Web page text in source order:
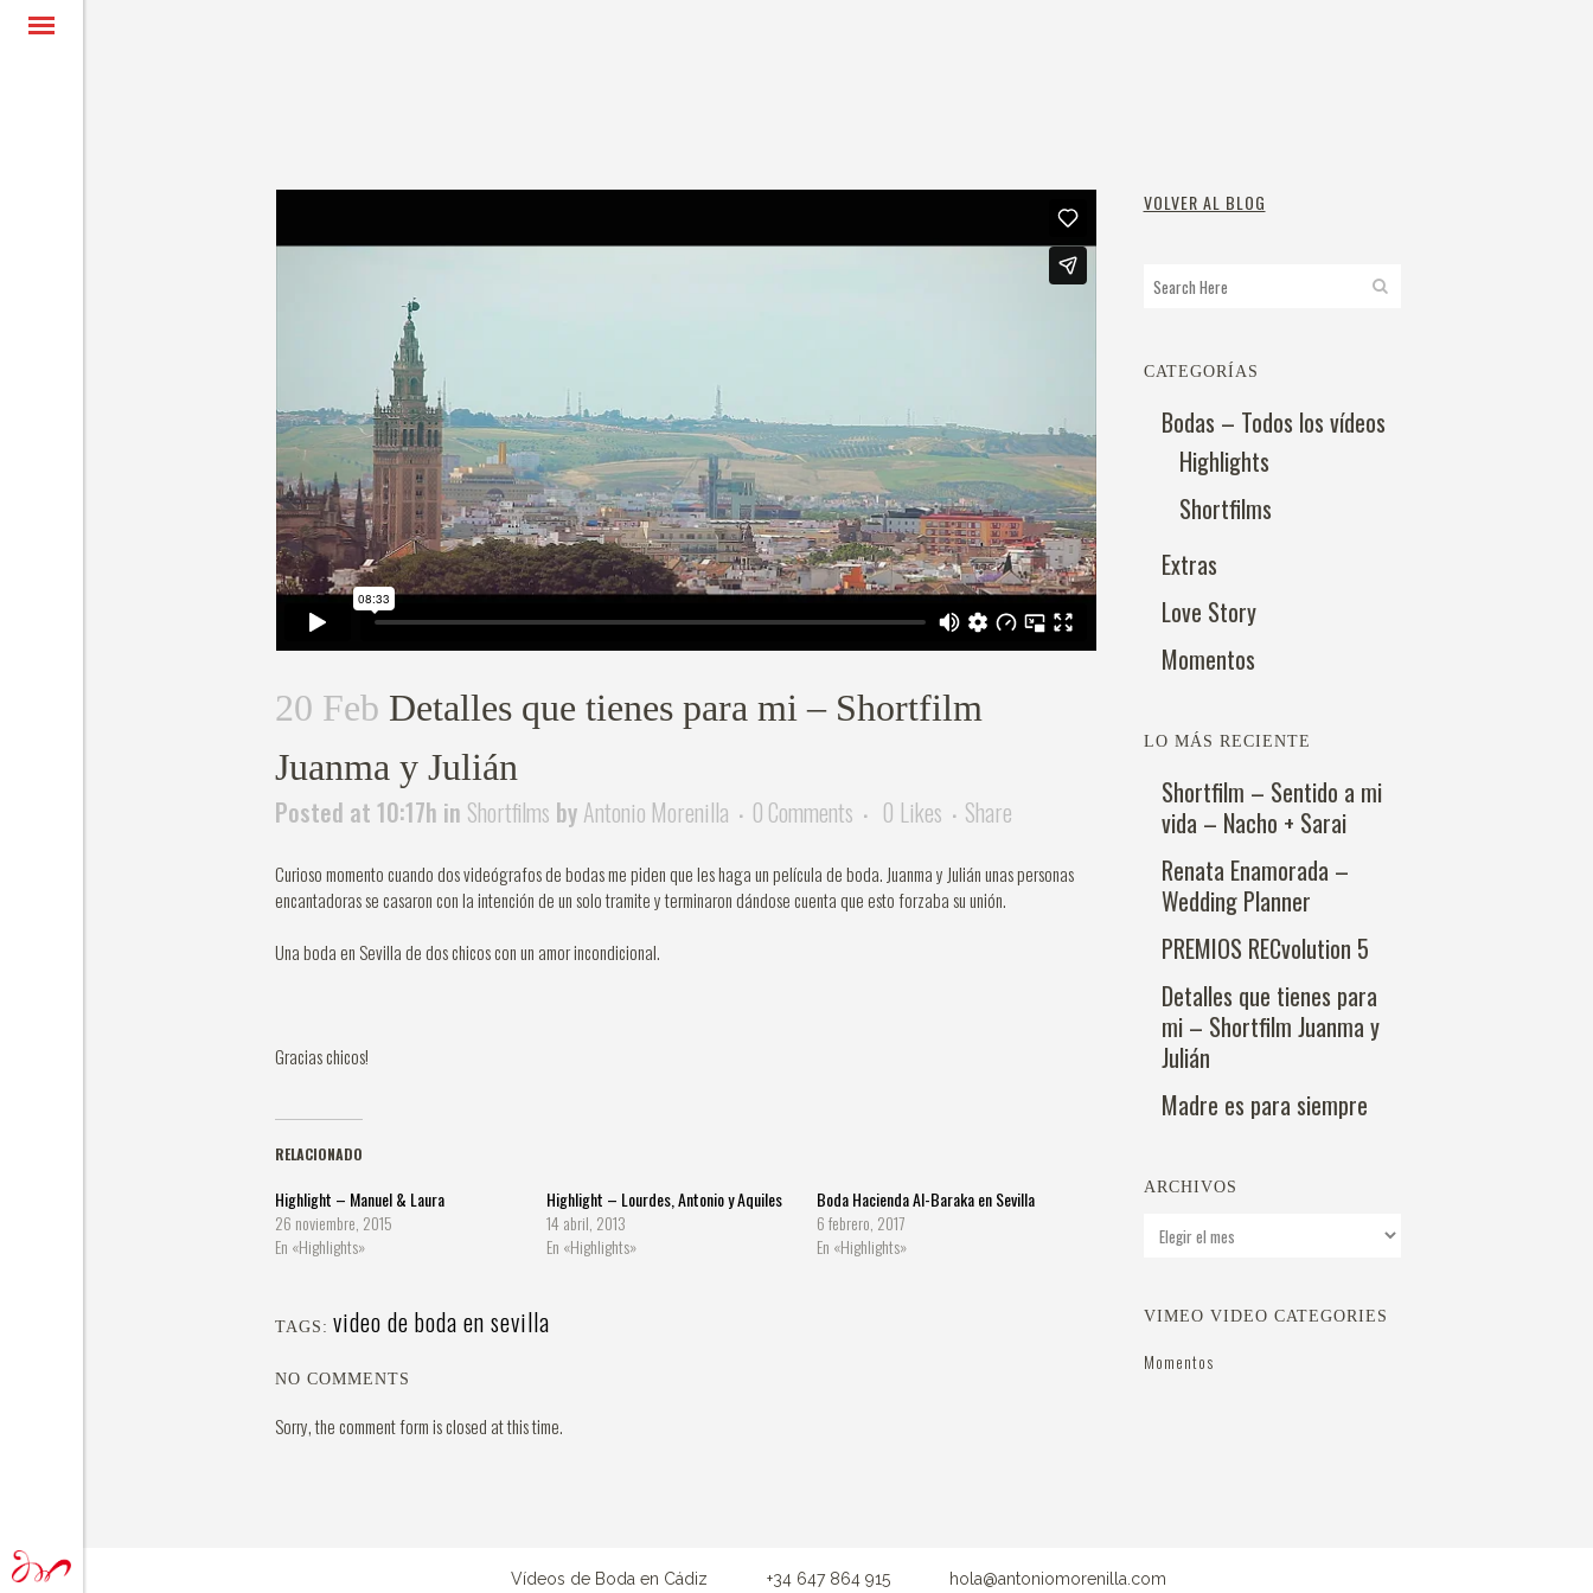
20 Feb Detalles que tienes para mi – Shortfilm
Juanma y Julián
Posted at 10:17h in Shortfilms by Antonio Morenilla 0 Comments 0 Likes Share
Curioso momento cuando dos videógrafos de bodas me piden que les haga un película de boda. Juanma y Julián unas personas
encantadoras se casaron con la intención de un solo tramite y terminaron dándose cuenta que esto forzaba su unión.
Una boda en Sevilla de dos chicos con un amor incondicional.
Gracias chicos!
RELACIONADO
Highlight – Manuel & Laura
26 noviembre, 2015
En «Highlights»
Highlight – Lourdes, Antonio y Aquiles
14 abril, 2013
En «Highlights»
Boda Hacienda Al-Baraka en Sevilla
6 febrero, 2017
En «Highlights»
TAGS: video de boda en sevilla
NO COMMENTS
Sorry, the comment form is closed at this time.
VOLVER AL BLOG
CATEGORÍAS
Bodas – Todos los vídeos
Highlights
Shortfilms
Extras
Love Story
Momentos
LO MÁS RECIENTE
Shortfilm – Sentido a mi
vida – Nacho + Sarai
Renata Enamorada –
Wedding Planner
PREMIOS RECvolution 5
Detalles que tienes para
mi – Shortfilm Juanma y
Julián
Madre es para siempre
ARCHIVOS
Archivos
VIMEO VIDEO CATEGORIES
Momentos
Vídeos de Boda en Cádiz +34 647 864 915 hola@antoniomorenilla.com